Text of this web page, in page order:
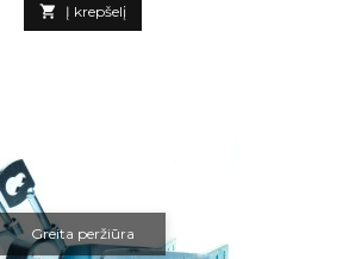
 Į krepšelį
Greita peržiūra